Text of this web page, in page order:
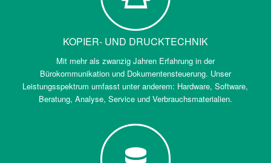
KOPIER- UND DRUCKTECHNIK
Mit mehr als zwanzig Jahren Erfahrung in der
Bürokommunikation und Dokumentensteuerung. Unser
Leistungsspektrum umfasst unter anderem: Hardware, Software,
Beratung, Analyse, Service und Verbrauchsmaterialien.